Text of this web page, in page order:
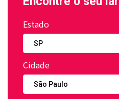
Estado
Cidade